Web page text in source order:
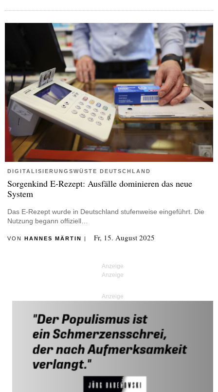
DIGITALISIERUNGSWÜSTE DEUTSCHLAND
Sorgenkind E-Rezept: Ausfälle dominieren das neue
System
Das E-Rezept wurde in Deutschland stufenweise eingeführt. Die
Nutzung begann offiziell…
VON HANNES MÄRTIN | Fr, 15. August 2025
Anzeige